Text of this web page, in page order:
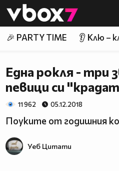
👾
🎉 PARTY TIME 👂 Клю –
Една рокля - три
певици си
11 962 05.12.2018
Поуките от годишния
Уеб Цитати